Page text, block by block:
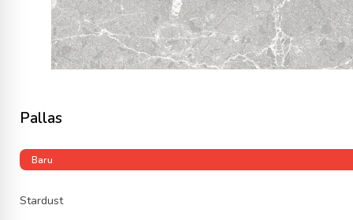
Pallas
Baru
Stardust